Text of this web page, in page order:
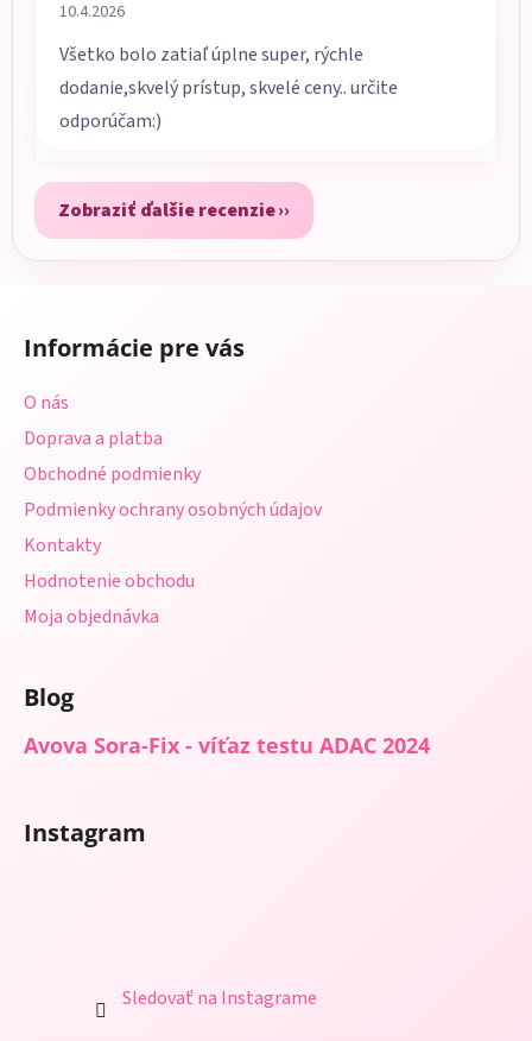
Hodnotenie obchodu je 5 z 5 hviezdičiek.
10.4.2026
Všetko bolo zatiaľ úplne super, rýchle
dodanie,skvelý prístup, skvelé ceny.. určite
odporúčam:)
Zobraziť ďalšie recenzie
Informácie pre vás
O nás
Doprava a platba
Obchodné podmienky
Podmienky ochrany osobných údajov
Kontakty
Hodnotenie obchodu
Moja objednávka
Blog
Avova Sora-Fix - víťaz testu ADAC 2024
Instagram
Sledovať na Instagrame